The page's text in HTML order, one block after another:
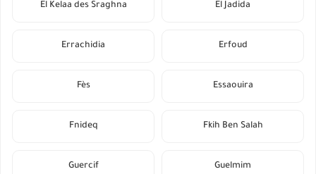
El Jadida
El Kelaa des Sraghna
Erfoud
Errachidia
Essaouira
Fès
Fkih Ben Salah
Fnideq
Guelmim
Guercif